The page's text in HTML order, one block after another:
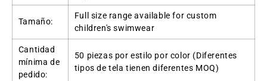
Tamaño:
Full size range available for custom
children's swimwear
Cantidad
mínima de
pedido:
50 piezas por estilo por color (Diferentes
tipos de tela tienen diferentes MOQ)